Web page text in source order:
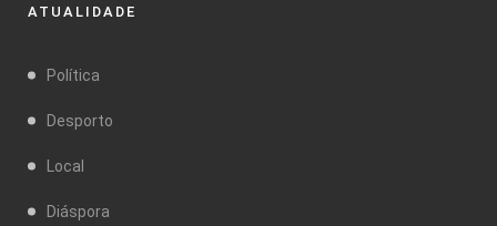
ATUALIDADE
Política
Desporto
Local
Diáspora